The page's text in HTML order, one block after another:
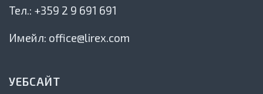
Тел.: +359 2 9 691 691
Имейл: office@lirex.com
УЕБСАЙТ